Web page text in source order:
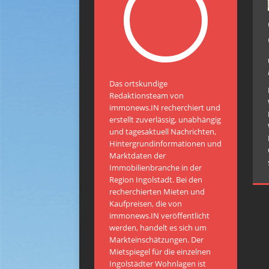
Das ortskundige
Redaktionsteam von
immonews.IN recherchiert und
erstellt zuverlässig, unabhängig
und tagesaktuell Nachrichten,
Hintergrundinformationen und
Marktdaten der
Immobilienbranche in der
Region Ingolstadt. Bei den
recherchierten Mieten und
Kaufpreisen, die von
immonews.IN veröffentlicht
werden, handelt es sich um
Markteinschätzungen. Der
Mietspiegel für die einzelnen
Ingolstädter Wohnlagen ist